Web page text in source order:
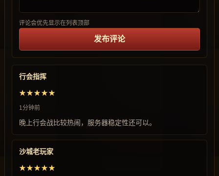
评论会优先显示在列表顶部
发布评论
行会指挥
★★★★★
1分钟前
晚上行会战比较热闹，服务器稳定性还可以。
沙城老玩家
★★★★★